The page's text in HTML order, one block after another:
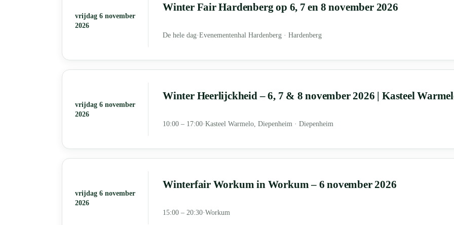
vrijdag 6 november
2026
Winter Fair Hardenberg op 6, 7 en 8 november 2026
De hele dag·Evenementenhal Hardenberg · Hardenberg
vrijdag 6 november
2026
Winter Heerlijckheid – 6, 7 & 8 november 2026 | Kasteel
10:00 – 17:00·Kasteel Warmelo, Diepenheim · Diepenheim
vrijdag 6 november
2026
Winterfair Workum in Workum – 6 november 2026
15:00 – 20:30·Workum